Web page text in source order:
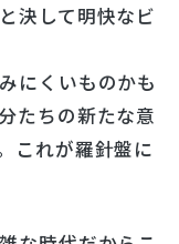
決して明快なビ
にくいものかも
たちの新たな意
これが羅針盤に